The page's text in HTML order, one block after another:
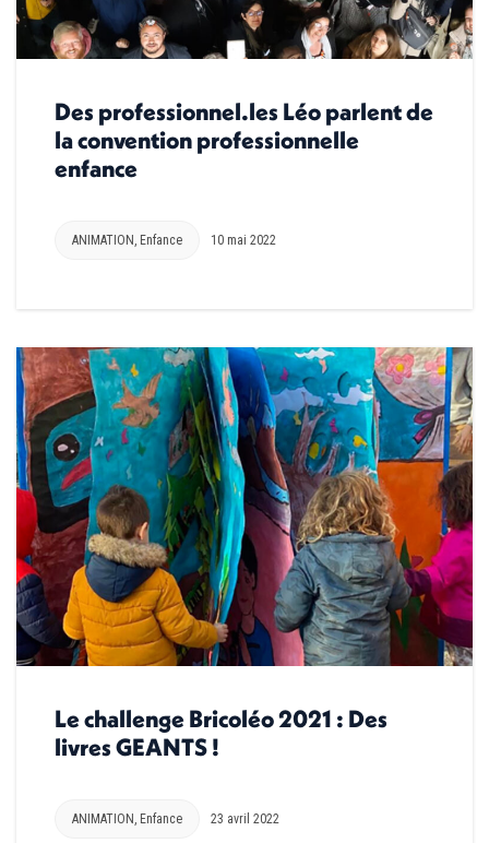
Des professionnel.les Léo parlent de
la convention professionnelle
enfance
ANIMATION Enfance 10 mai 2022
Le challenge Bricoléo 2021 : Des
livres GEANTS !
ANIMATION , Enfance 23 avril 2022